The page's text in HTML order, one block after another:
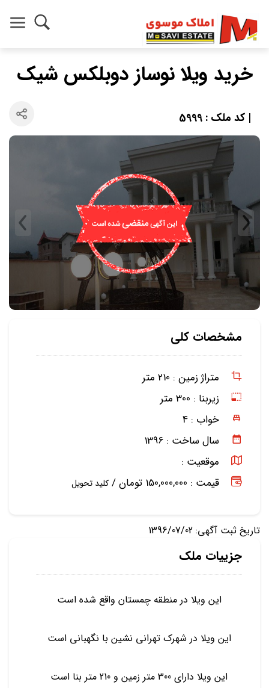
خرید ویلا نوساز دوبلکس شیک
| کد ملک : 5999
مشخصات کلی
متراژ زمین : 210 متر
زیربنا : 300 متر
خواب : 4
سال ساخت : 1396
موقعیت :
قیمت : 150,000,000 تومان /
کلید تحویل
تاریخ ثبت آگهی: 1396/07/02
جزییات ملک
این ویلا در منطقه چمستان واقع شده است
این ویلا در شهرک تهرانی نشین با نگهبانی است
این ویلا دارای 300 متر زمین و 210 متر بنا است